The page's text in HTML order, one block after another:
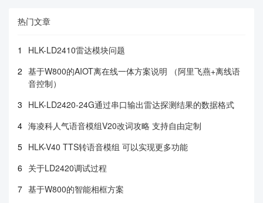
热门文章
1
HLK-LD2410雷达模块问题
2 基于W800的AIOT离在线一体方案说明 （阿里飞燕+离线语
音控制）
3 HLK-LD2420-24G通过串口输出雷达探测结果的数据格式
4 海凌科人气语音模组V20改词攻略 支持自由定制
5 HLK-V40 TTS转语音模组 可以实现更多功能
6 关于LD2420调试过程
7 基于W800的智能相框方案